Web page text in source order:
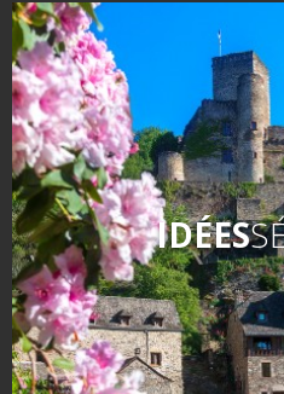
IDÉES